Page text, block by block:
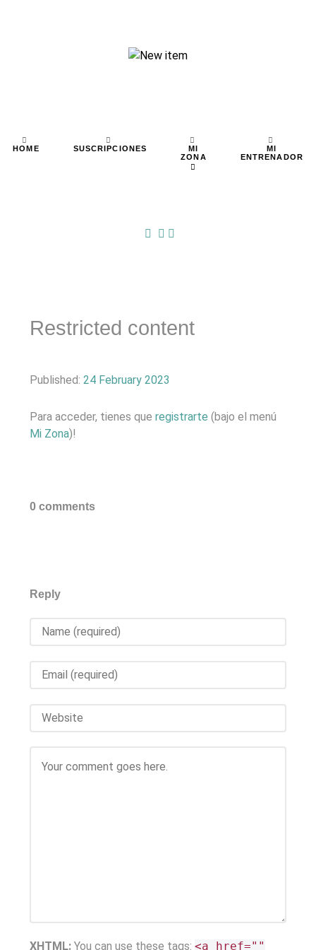
HOME SUSCRIPCIONES
MI
ZONA
MI
ENTRENADOR
Restricted content
Published: 24 February 2023
Para acceder, tienes que registrarte (bajo el menú
Mi Zona)!
0 comments
Reply
XHTML: You can use these tags: <a href=""